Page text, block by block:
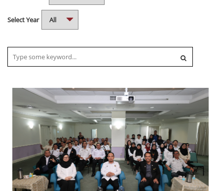
Select Year